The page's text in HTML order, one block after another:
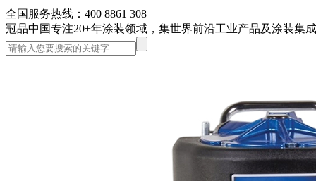
全国服务热线：400 8861 308
冠品中国专注20+年涂装领域，集世界前沿工业产品及涂装集